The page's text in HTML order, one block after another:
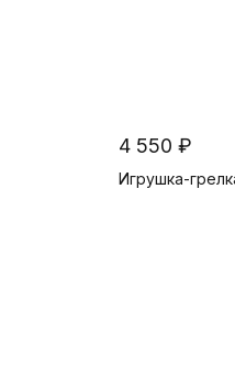
4 550 ₽
Игрушка-